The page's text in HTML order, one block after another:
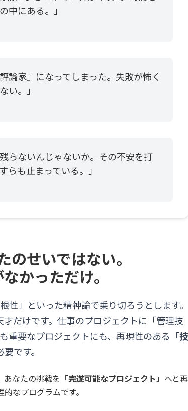
中にある。」
論家』になってしまった。失敗が怖く
い。」
らないんじゃないか。その不安を打
らも止まっている。」
のせいではない。
かっただけ。
性」といった精神論で乗り切ろうとします。
だけです。仕事のプロジェクトに「管理技
重要なプロジェクトにも、再現性のある
「技
要です。
あなたの挑戦を 「完遂可能なプロジェクト」 へと再
なプログラムです。